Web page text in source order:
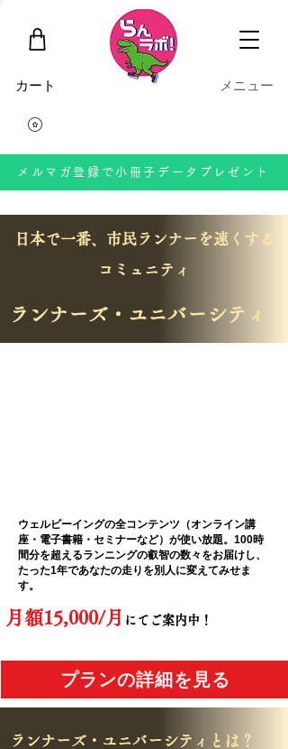
​カート ​メニュー
メルマガ登録で小冊子データプレゼント
​日本で一番、市民ランナーを速くする
コミュニティ
ランナーズ・ユニバーシティ
​ウェルビーイングの全コンテンツ（オンライン講
座・電子書籍・セミナーなど）が使い放題。100時
間分を超えるランニングの叡智の数々をお届けし、
たった1年であなたの走りを別人に変えてみせま
す。
月額15,000/月 にてご案内中！
プランの詳細を見る
ランナーズ・ユニバーシティとは？